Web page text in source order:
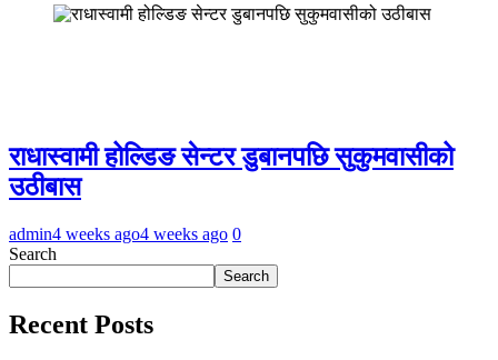
राधास्वामी होल्डिङ सेन्टर डुबानपछि सुकुमवासीको
उठीबास
admin4 weeks ago4 weeks ago 0
Search
Search
Recent Posts